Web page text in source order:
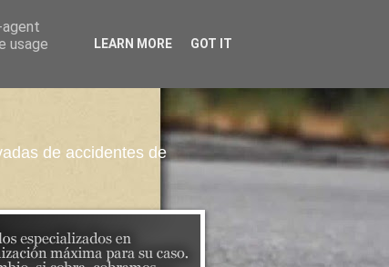
de accidentes de
usage
LEARN MORE GOT IT